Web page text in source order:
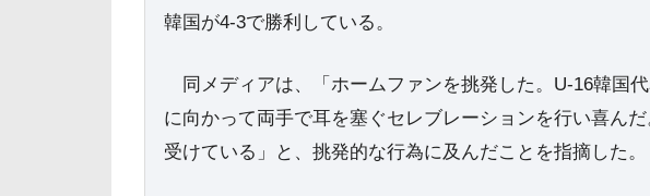
韓国が4-3で勝利している。
同メディアは、「ホームファンを挑発した。U-16韓国
に向かって両手で耳を塞ぐセレブレーションを行い喜ん
受けている」と、挑発的な行為に及んだことを指摘した。